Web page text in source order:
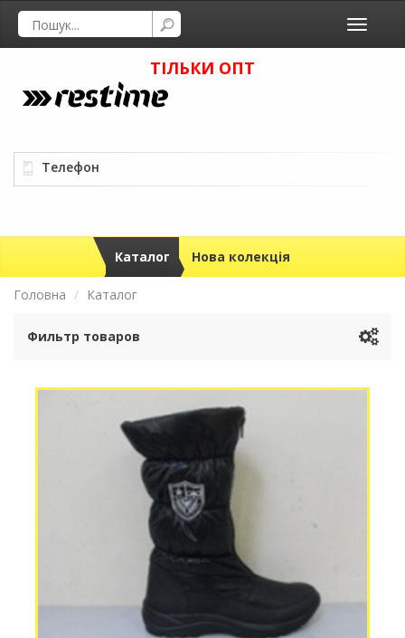
Toggle
ТІЛЬКИ ОПТ
Телефон
Каталог Нова колекція
Головна Каталог
Фильтр товаров